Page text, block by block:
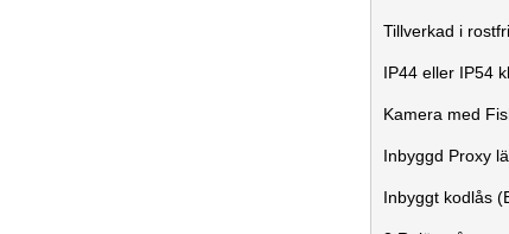
Tillverkad i
IP44 eller IP54
Kamera med
Inbyggd Proxy
Inbyggt kodlås